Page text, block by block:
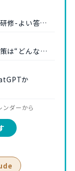
修-よい答…
策は“どんな…
か
ダーから